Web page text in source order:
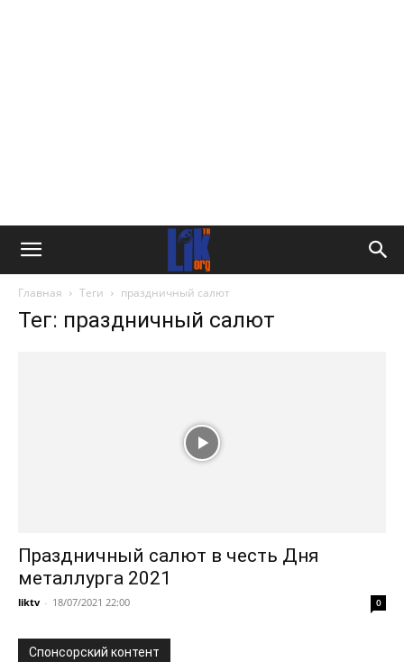
Главная Теги праздничный салют
Тег: праздничный салют
Праздничный салют в честь Дня
металлурга 2021
liktv - 18/07/2021 22:00 0
Спонсорский контент